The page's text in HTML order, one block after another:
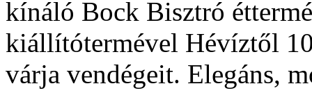
kínáló Bock Bisztró
kiállítótermével Hévíztől
várja vendégeit. Elegáns,